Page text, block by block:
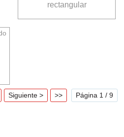
rectangular
Siguiente > >> Página 1 / 9